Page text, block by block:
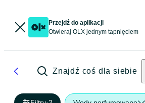
Przejdź do aplikacji
Otwieraj OLX jednym tapnięciem
Znajdź coś dla siebie